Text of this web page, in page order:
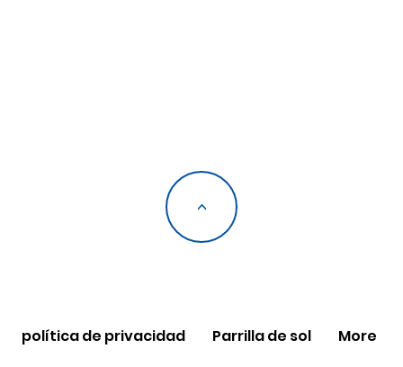
<
política de privacidad Parrilla de sol More